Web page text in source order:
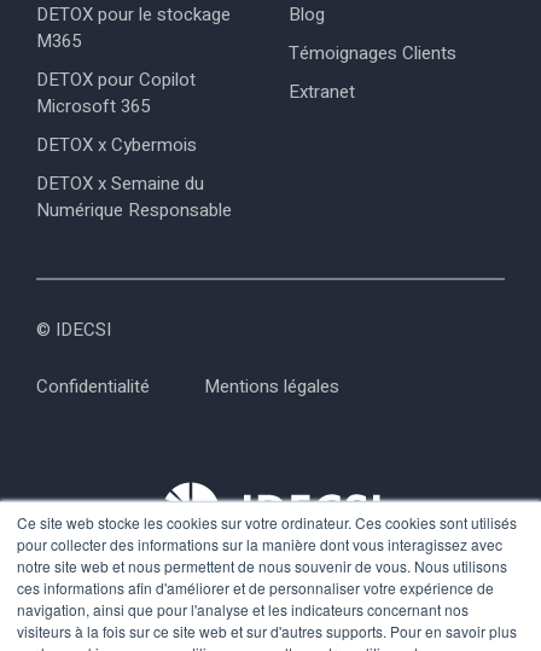
Ce site web stocke les cookies sur votre ordinateur. Ces cookies sont utilisés
pour collecter des informations sur la manière dont vous interagissez avec
notre site web et nous permettent de nous souvenir de vous. Nous utilisons
ces informations afin d'améliorer et de personnaliser votre expérience de
navigation, ainsi que pour l'analyse et les indicateurs concernant nos
visiteurs à la fois sur ce site web et sur d'autres supports. Pour en savoir plus
DETOX pour le stockage
M365
DETOX pour Copilot
Microsoft 365
DETOX x Cybermois
DETOX x Semaine du
Numérique Responsable
Blog
Témoignages Clients
Extranet
© IDECSI
Confidentialité Mentions légales
+33 1 84 79 38 30